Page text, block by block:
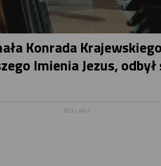
Konrada
Imienia Jezus,
REKLAMA